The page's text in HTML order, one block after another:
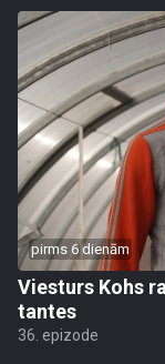
pirms 6 dienām
Viesturs Kohs
tantes
36. epizode